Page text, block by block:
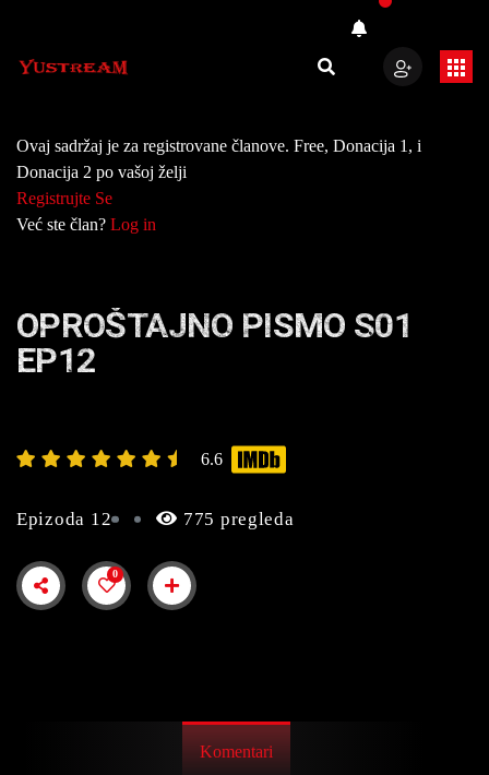
Ovaj sadržaj je za registrovane članove. Free, Donacija 1, i
Donacija 2 po vašoj želji
Registrujte Se
Već ste član? Log in
OPROŠTAJNO PISMO S01
EP12
6.6
Epizoda 12 775 pregleda
0
Komentari